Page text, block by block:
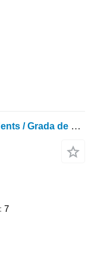
Zinkenegge / Tine harrow / Herse à dents / Grada de púas 7 m
7